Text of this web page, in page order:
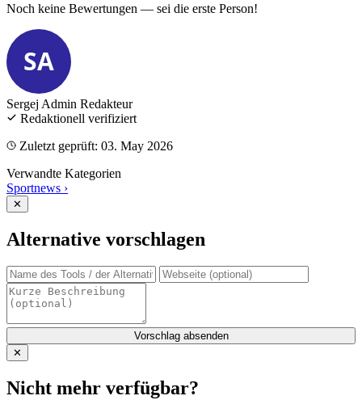
Noch keine Bewertungen — sei die erste Person!
SA
Sergej Admin Redakteur
Redaktionell verifiziert
Zuletzt geprüft: 03. May 2026
Verwandte Kategorien
Sportnews ›
✕
Alternative vorschlagen
Vorschlag absenden
✕
Nicht mehr verfügbar?